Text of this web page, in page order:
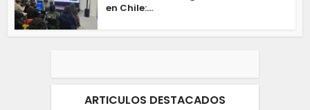
en Chile:...
ARTICULOS DESTACADOS